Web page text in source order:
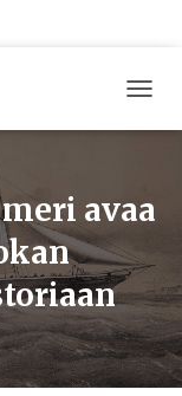
O
E
A
G
A
T
avaa